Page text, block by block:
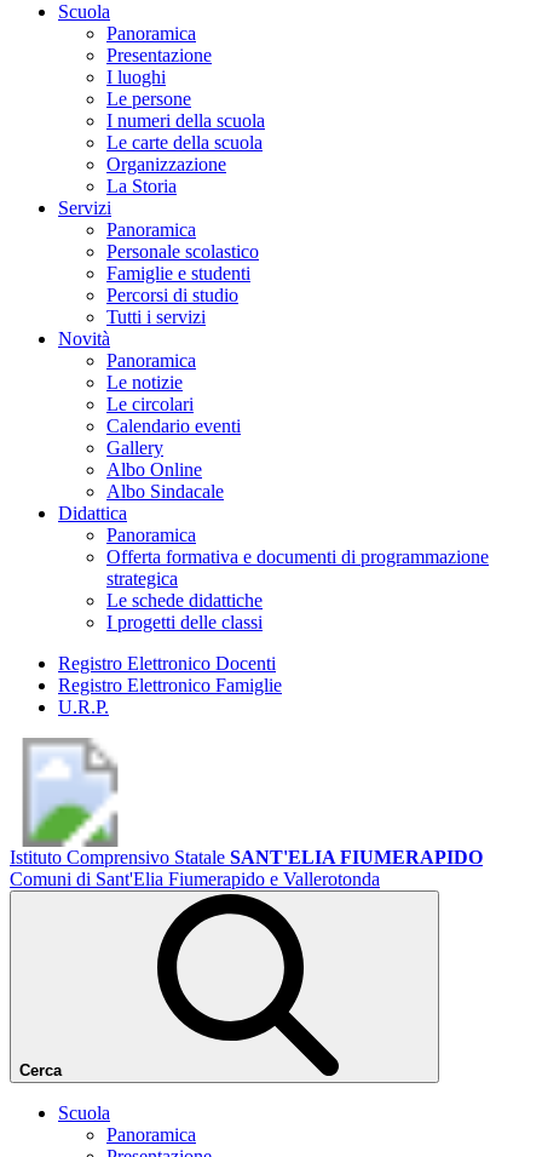
Scuola
Panoramica
Presentazione
I luoghi
Le persone
I numeri della scuola
Le carte della scuola
Organizzazione
La Storia
Servizi
Panoramica
Personale scolastico
Famiglie e studenti
Percorsi di studio
Tutti i servizi
Novità
Panoramica
Le notizie
Le circolari
Calendario eventi
Gallery
Albo Online
Albo Sindacale
Didattica
Panoramica
Offerta formativa e documenti di programmazione
strategica
Le schede didattiche
I progetti delle classi
Registro Elettronico Docenti
Registro Elettronico Famiglie
U.R.P.
Istituto Comprensivo Statale SANT'ELIA FIUMERAPIDO
Comuni di Sant'Elia Fiumerapido e Vallerotonda
Cerca
Scuola
Panoramica